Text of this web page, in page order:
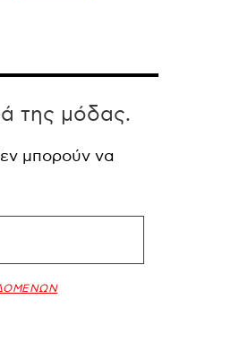
της μόδας.
μπορούν να